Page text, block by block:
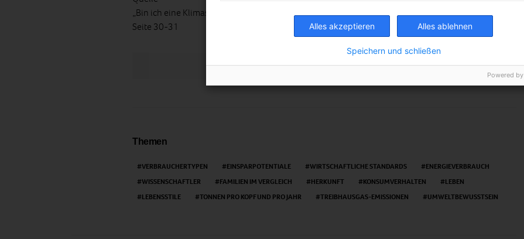
„Bin ich eine Klimasau? Klima schützen und damit besser leben.“ von Klaus Füsser,
Seite 30-31
LIKE TWEET
Themen
VERBRAUCHERTYPEN EINSPARPOTENTIALE WIRTSCHAFTLICHE STANDARDS
ENERGIEVERBRAUCH
WISSENSCHAFTLER
FAMILIEN IM VERGLEICH HERKUNFT KONSUMVERHALTEN
LEBEN
LEBENSSTILE
TONNEN PRO KOPF UND PRO JAHR TREIBHAUSGAS-EMISSIONEN UMWELTBEWUSSTSEIN
Alles akzeptieren Alles ablehnen
Speichern und schließen
Powered by